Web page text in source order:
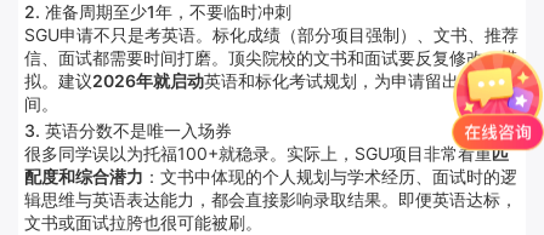
2. 准备周期至少1年，不要临时冲刺
SGU申请不只是考英语。标化成绩（部分项目强制）、文书、推荐
信、面试都需要时间打磨。顶尖院校的文书和面试要反复修改、模
拟。建议2026年就启动英语和标化考试规划，为申请留出充足空
间。
3. 英语分数不是唯一入场券
很多同学误以为托福100+就稳录。实际上，SGU项目非常看重匹
配度和综合潜力 ：文书中体现的个人规划与学术经历、面试时的逻
辑思维与英语表达能力，都会直接影响录取结果。即便英语达标，
文书或面试拉胯也很可能被刷。